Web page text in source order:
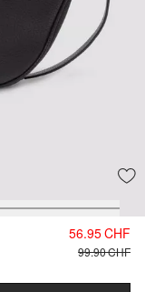
56.95 CHF
99.90 CHF